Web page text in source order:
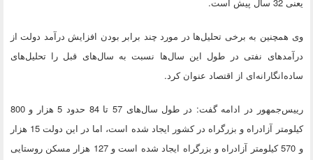
وی همچنین به برخی تحلیل‌ها در مورد چند برابر بودن افزایش درآمد دولت از
درآمدهای نفتی در طول این سال‌ها نسبت به سال‌های قبل را تحلیل‌های
ساده‌انگارانه‌ای از اقتصاد عنوان کرد.
رییس‌جمهور در ادامه گفت: در طول سال‌های 57 تا 84 حدود 5 هزار و 800
کیلومتر آزادراه و بزرگراه در کشور ایجاد شده است، اما در این دولت 15 هزار
و 570 کیلومتر آزادراه و بزرگراه ایجاد شده است و 127 هزار مسکن روستایی